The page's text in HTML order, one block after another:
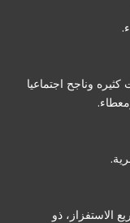
وناجح اجتماعيا
ذو